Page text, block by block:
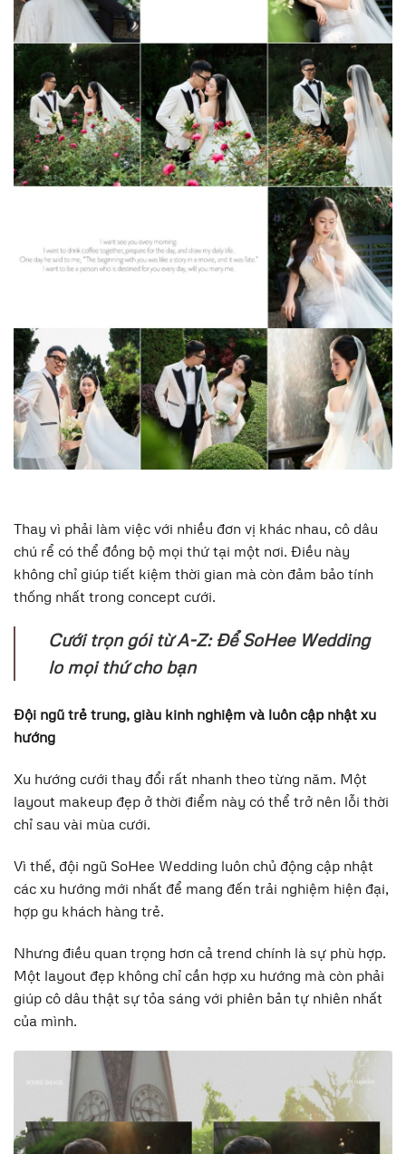
Thay vì phải làm việc với nhiều đơn vị khác nhau, cô dâu
chú rể có thể đồng bộ mọi thứ tại một nơi. Điều này
không chỉ giúp tiết kiệm thời gian mà còn đảm bảo tính
thống nhất trong concept cưới.
Cưới trọn gói từ A-Z: Để SoHee Wedding
lo mọi thứ cho bạn
Đội ngũ trẻ trung, giàu kinh nghiệm và luôn cập nhật xu
hướng
Xu hướng cưới thay đổi rất nhanh theo từng năm. Một
layout makeup đẹp ở thời điểm này có thể trở nên lỗi thời
chỉ sau vài mùa cưới.
Vì thế, đội ngũ SoHee Wedding luôn chủ động cập nhật
các xu hướng mới nhất để mang đến trải nghiệm hiện đại,
hợp gu khách hàng trẻ.
Nhưng điều quan trọng hơn cả trend chính là sự phù hợp.
Một layout đẹp không chỉ cần hợp xu hướng mà còn phải
giúp cô dâu thật sự tỏa sáng với phiên bản tự nhiên nhất
của mình.